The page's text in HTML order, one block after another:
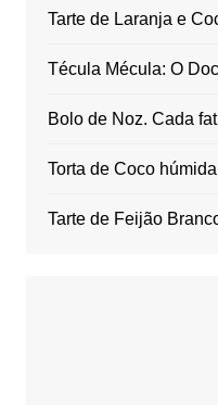
Tarte de Laranja e
Técula Mécula: O
Bolo de Noz. Cada
Torta de Coco
Tarte de Feijão